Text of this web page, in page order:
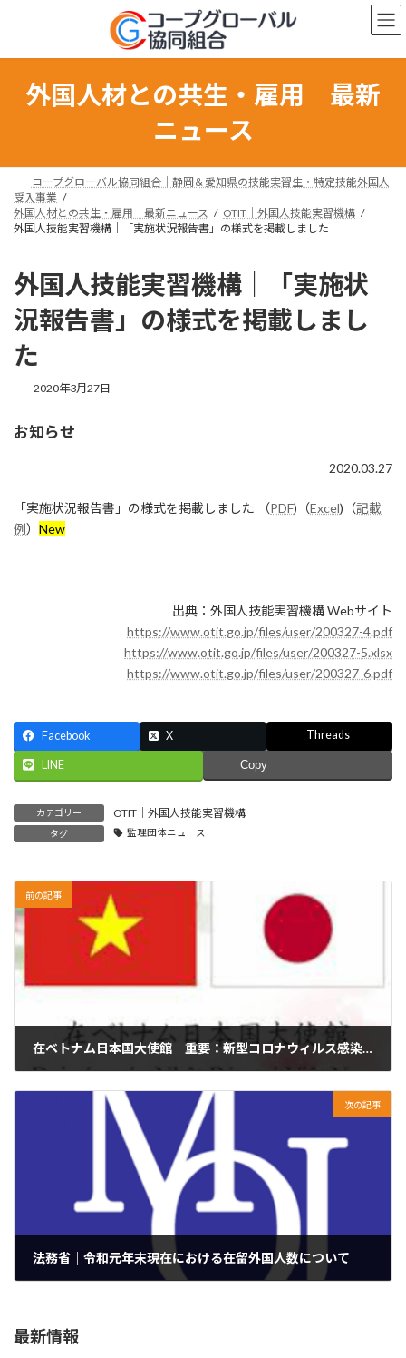
ン
プ
ー
動
外国人材との共生・雇用 最新
ニュース
コープグローバル協同組合｜静岡＆愛知県の技能実習生・特定技能外国人
受入事業
外国人材との共生・雇用 最新ニュース
OTIT｜外国人技能実習機構
外国人技能実習機構｜「実施状況報告書」の様式を掲載しました
外国人技能実習機構｜「実施状
況報告書」の様式を掲載しまし
た
2020年3月27日
お知らせ
2020.03.27
「実施状況報告書」の様式を掲載しました （PDF)（Excel)（記載
例） New
出典：外国人技能実習機構 Webサイト
https://www.otit.go.jp/files/user/200327-4.pdf
https://www.otit.go.jp/files/user/200327-5.xlsx
https://www.otit.go.jp/files/user/200327-6.pdf
Facebook X Threads
LINE Copy
カテゴリー OTIT｜外国人技能実習機構
タグ 監理団体ニュース
前の記事
在ベトナム日本国大使館｜重要：新型コロナウィルス感染症に関する日本政府のベトナムに関する水際対策の強化
次の記事
法務省｜令和元年末現在における在留外国人数について
最新情報